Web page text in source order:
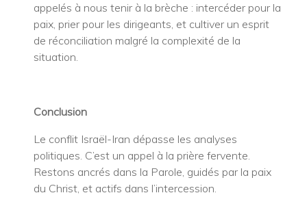
appelés à nous tenir à la brèche : intercéder pour la
paix, prier pour les dirigeants, et cultiver un esprit
de réconciliation malgré la complexité de la
situation.
Conclusion
Le conflit Israël-Iran dépasse les analyses
politiques. C’est un appel à la prière fervente.
Restons ancrés dans la Parole, guidés par la paix
du Christ, et actifs dans l’intercession.